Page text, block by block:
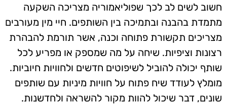
חשוב לשים לב לכך שפוליאמוריה מצריכה השקעה
מתמדת בהבנה ובתמיכה בין השותפים. חיי מין מעורבים
מצריכים תקשורת פתוחה וכנה, אשר תורמת להבהרת
רצונות וציפיות. שיחה על מה שמספק או מפריע לכל
שותף יכולה להוביל לשיפוטים חדשים ולחוויות חיוביות.
מומלץ לעודד שיח פתוח על חוויות מיניות עם שותפים
שונים, דבר שיכול להוות מקור להשראה ולחדשנות.